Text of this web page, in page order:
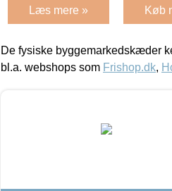
Læs mere » Køb
De fysiske byggemarkedskæder
bl.a. webshops som Frishop.dk,